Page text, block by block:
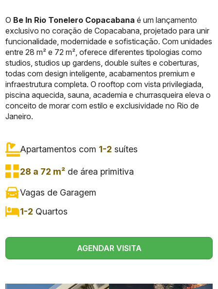
O Be In Rio Tonelero Copacabana é um lançamento
exclusivo no coração de Copacabana, projetado para unir
funcionalidade, modernidade e sofisticação. Com unidades
entre 28 m² e 72 m², oferece diferentes tipologias como
studios, studios up gardens, double suítes e coberturas,
todas com design inteligente, acabamentos premium e
infraestrutura completa. O rooftop com vista privilegiada,
piscina aquecida, sauna, academia e churrasqueira eleva o
conceito de morar com estilo e exclusividade no Rio de
Janeiro.
Apartamentos com 1-2 suítes
28 a 72 m² de área primitiva
Vagas de Garagem
1-2 Quartos
AGENDAR VISITA